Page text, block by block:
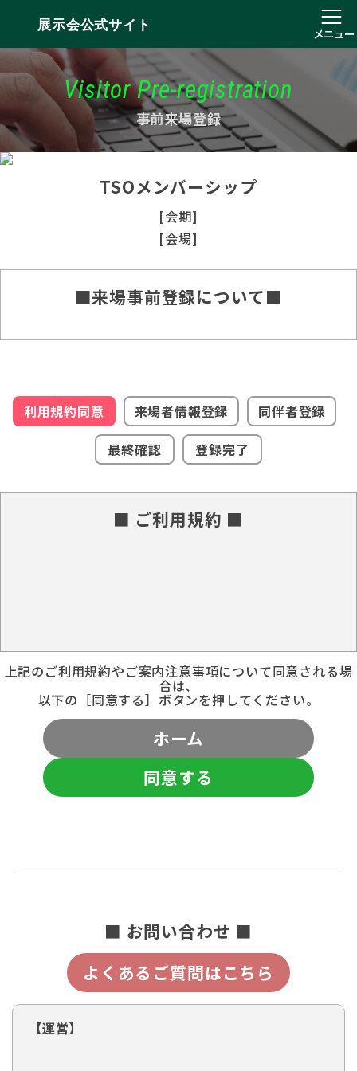
展示会公式サイト
メニュー
Visitor Pre-registration
事前来場登録
TSOメンバーシップ
[会期]
[会場]
■来場事前登録について■
利用規約同意 来場者情報登録
同伴者登録
最終確認
登録完了
■ ご利用規約 ■
上記のご利用規約やご案内注意事項について同意される場
合は、
以下の［同意する］ボタンを押してください。
ホーム
同意する
■ お問い合わせ ■
よくあるご質問はこちら
【運営】